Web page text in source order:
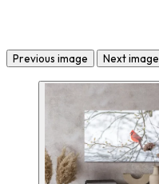
Previous image Next image